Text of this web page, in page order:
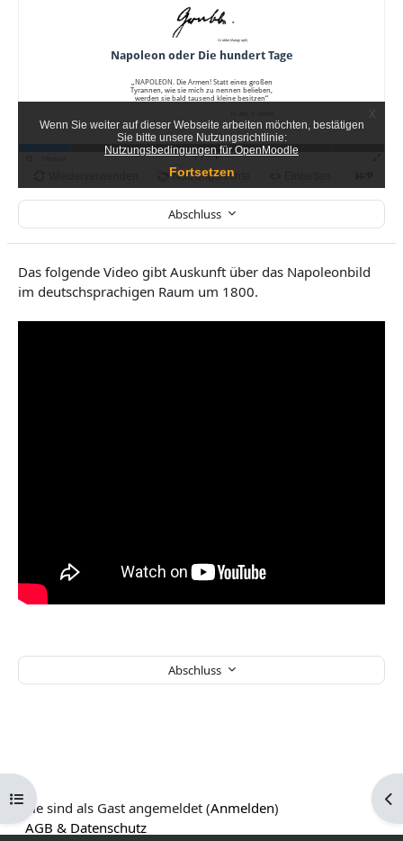
Kursindex öffnen
Abschluss
Abschluss
Das folgende Video gibt Auskunft über das Napoleonbild
im deutschsprachigen Raum um 1800.
Sie sind als Gast angemeldet (Anmelden)
AGB & Datenschutz